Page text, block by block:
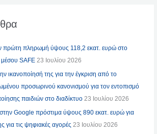
πρώτη πληρωμή ύψους 118,2 εκατ. ευρώ στο
μέσου SAFE 23 Ιουλίου 2026
ικανοποίησή της για την έγκριση από το
προσωρινού κανονισμού για τον εντοπισμό
παιδιών στο διαδίκτυο 23 Ιουλίου 2026
Google πρόστιμα ύψους 890 εκατ. ευρώ για
για τις ψηφιακές αγορές 23 Ιουλίου 2026